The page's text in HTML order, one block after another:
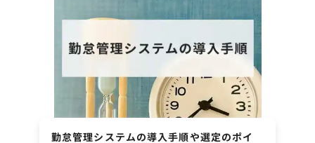
勤怠管理システムの導入手順や選定のポイ